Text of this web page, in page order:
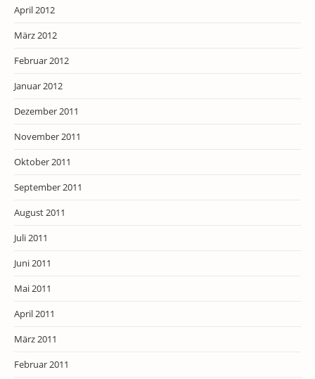
April 2012
März 2012
Februar 2012
Januar 2012
Dezember 2011
November 2011
Oktober 2011
September 2011
August 2011
Juli 2011
Juni 2011
Mai 2011
April 2011
März 2011
Februar 2011